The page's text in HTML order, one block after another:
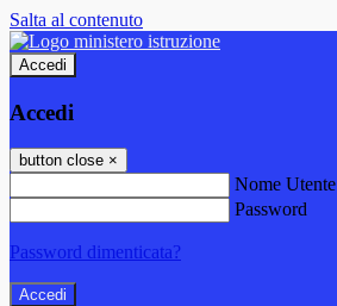
Salta al contenuto
Accedi
Accedi
button close ×
Nome Utente
Password
Password dimenticata?